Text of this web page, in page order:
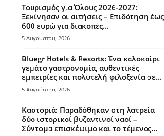
Τουρισμός για Όλους 2026-2027:
Ξεκίνησαν οι αιτήσεις – Επιδότηση έως
600 ευρώ για διακοπές...
5 Αυγούστου, 2026
Bluegr Hotels & Resorts: Ένα καλοκαίρι
γεμάτο γαστρονομία, αυθεντικές
εμπειρίες και πολυτελή φιλοξενία σε...
5 Αυγούστου, 2026
Καστοριά: Παραδόθηκαν στη λατρεία
δύο ιστορικοί βυζαντινοί ναοί –
Σύντομα επισκέψιμο και το τέμενος...